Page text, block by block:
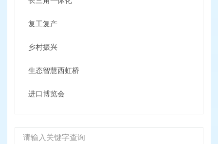
复工复产
乡村振兴
生态智慧西虹桥
进口博览会